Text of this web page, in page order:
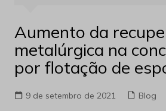
Aumento da
metalúrgica na
por flotação de
9 de setembro de 2021 Blog